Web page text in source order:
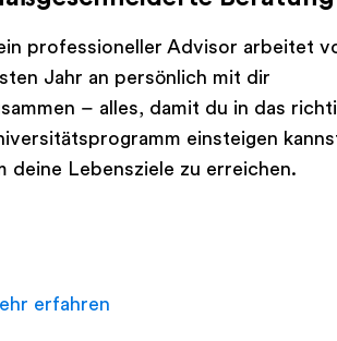
professioneller Advisor arbeitet
Jahr an persönlich mit dir
– alles, damit du in das
einsteigen
deine Lebensziele zu erreichen.
erfahren